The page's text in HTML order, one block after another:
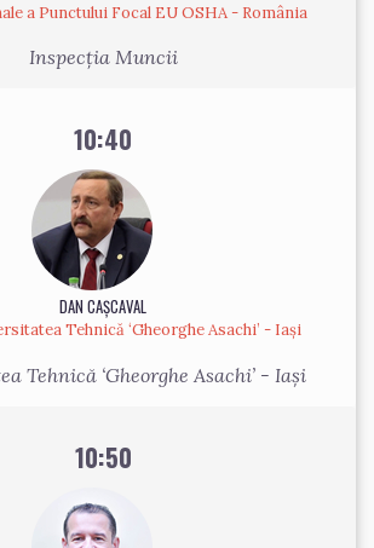
a Punctului Focal EU OSHA - România
Inspecția Muncii
10:40
DAN CAȘCAVAL
Tehnică ‘Gheorghe Asachi’ - Iași
Tehnică ‘Gheorghe Asachi’ - Iași
10:50